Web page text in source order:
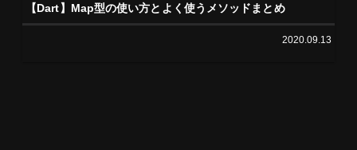
【Dart】Map型の使い方とよく使うメソッドまとめ
2020.09.13